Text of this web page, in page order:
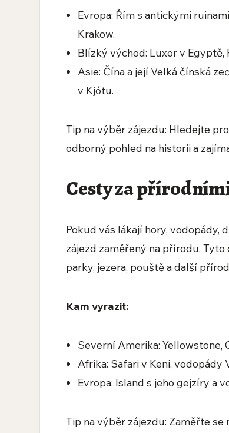
Evropa: Řím s antickými
Krakow.
Blízký východ: Luxor v
Asie: Čína a její Velká čínská
v Kjótu.
Tip na výběr zájezdu: Hledejte
odborný pohled na historii a
Cesty za
Pokud vás lákají hory,
zájezd zaměřený na přírodu.
parky, jezera, pouště a další
Kam vyrazit:
Severní Amerika: Yellowstone,
Afrika: Safari v Keni, vodopády
Evropa: Island s jeho gejzíry a
Tip na výběr zájezdu: Zaměřte